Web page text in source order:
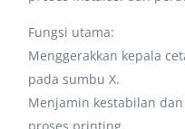
Fungsi utama:
Menggerakkan kepala
pada sumbu X.
Menjamin kestabilan
proses printing.